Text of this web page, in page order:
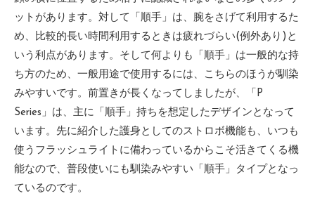
ットがあります。対して「順手」は、腕をさげて利用するた
め、比較的長い時間利用するときは疲れづらい(例外あり)と
いう利点があります。そして何よりも「順手」は一般的な持
ち方のため、一般用途で使用するには、こちらのほうが馴染
みやすいです。前置きが長くなってしましたが、「P
Series」は、主に「順手」持ちを想定したデザインとなって
います。先に紹介した護身としてのストロボ機能も、いつも
使うフラッシュライトに備わっているからこそ活きてくる機
能なので、普段使いにも馴染みやすい「順手」タイプとなっ
ているのです。